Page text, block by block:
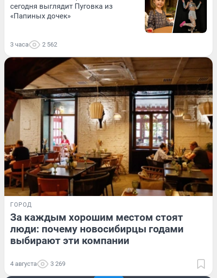
сегодня выглядит Пуговка из
«Папиных дочек»
3 часа 2 562
ГОРОД
За каждым хорошим местом стоят
люди: почему новосибирцы годами
выбирают эти компании
4 августа 3 269